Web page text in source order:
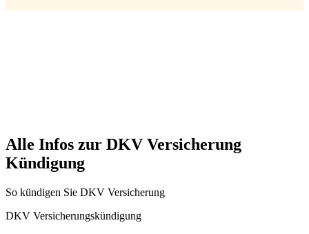
Alle Infos zur DKV Versicherung
Kündigung
So kündigen Sie DKV Versicherung
DKV Versicherungskündigung